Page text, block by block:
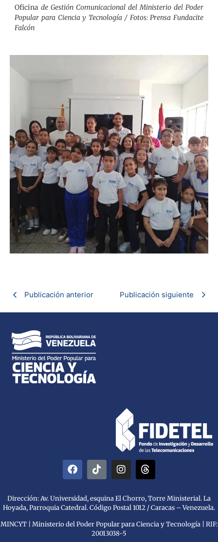
Oficina de Gestión Comunicacional del Ministerio del Poder
Popular para Ciencia y Tecnología / Fotos: Prensa Fundacite
Falcón
Publicación anterior Publicación siguiente
Dirección: Av. Universidad, esquina El Chorro, Torre Ministerial. La
Hoyada, Parroquia Catedral. Código Postal 1012 / Caracas – Venezuela.
MINCYT | Ministerio del Poder Popular para Ciencia y Tecnología | RIF:
20013038-5